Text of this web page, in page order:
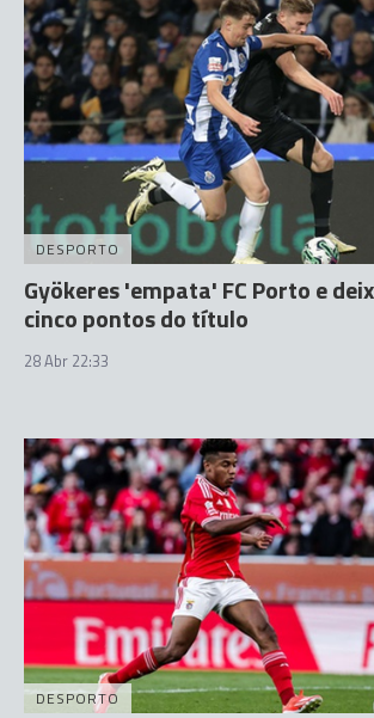
DESPORTO
Gyökeres 'empata' FC Porto e
cinco pontos do título
28 Abr 22:33
DESPORTO